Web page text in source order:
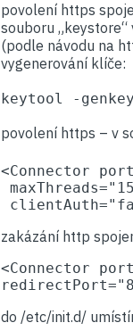
povolení https
souboru „keystore“
(podle návodu na
vygenerování klíče:
keytool -
povolení https – v
<Connector
zakázání http
<Connector
do /etc/init.d/